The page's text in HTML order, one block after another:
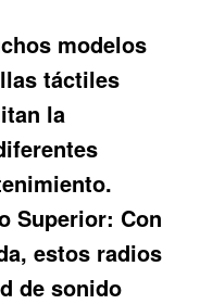
modelos
táctiles
la
Superior: Con
estos radios
de sonido